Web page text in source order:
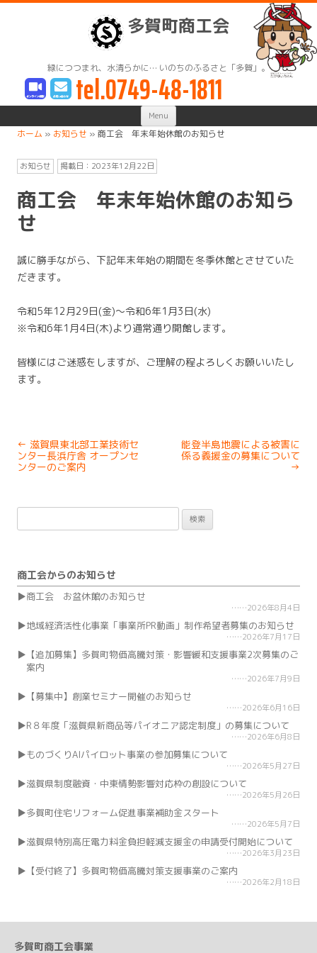
多賀町商工会
緑につつまれ、水清らかに… いのちのふるさと「多賀」。
tel.0749-48-1811
Menu Skip
content
ホーム » お知らせ » 商工会 年末年始休館のお知らせ
お知らせ 掲載日： 2023年12月22日
商工会 年末年始休館のお知ら
せ
誠に勝手ながら、下記年末年始の期間を冬季休館とさせていた
だきます。
令和5年12月29日(金)～令和6年1月3日(水)
※令和6年1月4日(木)より通常通り開館します。
皆様にはご迷惑をしますが、ご理解の程よろしくお願いいたし
ます。
Post
navigation
← 滋賀県東北部工業技術セ
ンター長浜庁舎 オープンセ
ンターのご案内
能登半島地震による被害に
係る義援金の募集について
→
索:
商工会からのお知らせ
商工会 お盆休館のお知らせ
2026年8月4日
地域経済活性化事業「事業所PR動画」制作希望者募集のお知らせ
2026年7月17日
【追加募集】多賀町物価高騰対策・影響緩和支援事業2次募集のご
案内
2026年7月9日
【募集中】創業セミナー開催のお知らせ
2026年6月16日
R８年度「滋賀県新商品等パイオニア認定制度」の募集について
2026年6月8日
ものづくりAIパイロット事業の参加募集について
2026年5月27日
滋賀県制度融資・中東情勢影響対応枠の創設について
2026年5月26日
多賀町住宅リフォーム促進事業補助金スタート
2026年5月7日
滋賀県特別高圧電力料金負担軽減支援金の申請受付開始について
2026年3月23日
【受付終了】多賀町物価高騰対策支援事業のご案内
2026年2月18日
多賀町商工会事業